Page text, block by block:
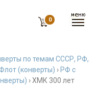
0
по темам СССР, РФ,
(конверты) › РФ с
› ХМК 300 лет